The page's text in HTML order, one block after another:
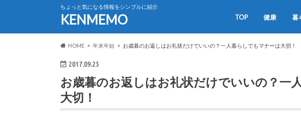
ちょっと気になる情報をシンプルに紹介
KENMEMO TOP 健康
食べ物
暮
お
グ
一
HOME 年末年始 お歳暮のお返しはお礼状だけでいいの？一人暮らしでもマナーは大切！
2017.09.25
お歳暮のお返しはお礼状だけでいいの？一
大切！